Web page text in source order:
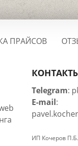
ПРАЙСОВ
Telegram:
E-mail:
ИП Кочеров